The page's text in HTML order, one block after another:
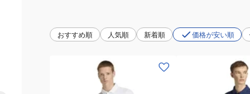
おすすめ順 人気順 新着順 価格が安い順